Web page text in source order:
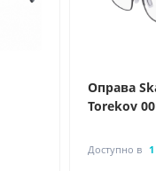
Оправа
Torekov
Доступно в